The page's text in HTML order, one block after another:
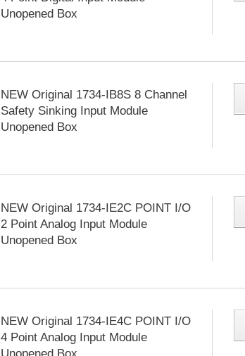
Unopened Box
NEW Original 1734-IB8S 8 Channel
Safety Sinking Input Module
Unopened Box
NEW Original 1734-IE2C POINT I/O
2 Point Analog Input Module
Unopened Box
NEW Original 1734-IE4C POINT I/O
4 Point Analog Input Module